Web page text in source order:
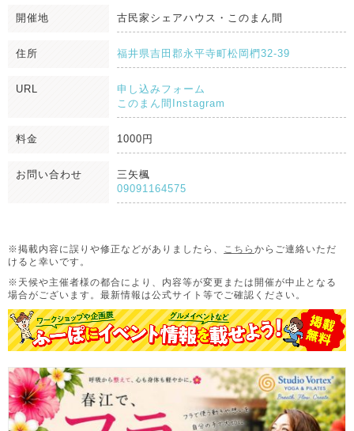
開催地 古民家シェアハウス・このまん間
住所 福井県吉田郡永平寺町松岡椚32-39
URL
申し込みフォーム
このまん間Instagram
料金 1000円
お問い合わせ
三矢楓
09091164575
※掲載内容に誤りや修正などがありましたら、 こちら からご連絡いただ
けると幸いです。
※天候や主催者様の都合により、内容等が変更または開催が中止となる
場合がございます。 最新情報は公式サイト等でご確認ください。